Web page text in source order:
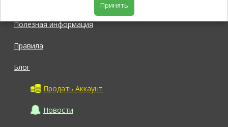
Полезная информация
Правила
Блог
Продать Аккаунт
Новости
Принять